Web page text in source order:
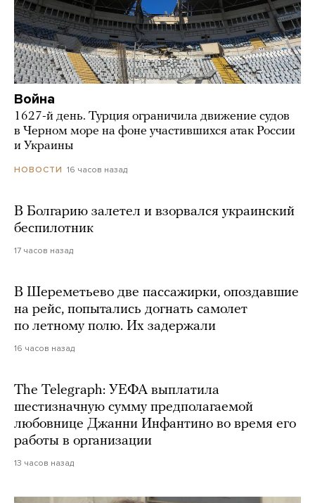
Война
1627-й день. Турция ограничила движение судов
в Черном море на фоне участившихся атак России
и Украины
НОВОСТИ 16 часов назад
В Болгарию залетел и взорвался украинский
беспилотник
17 часов назад
В Шереметьево две пассажирки, опоздавшие
на рейс, попытались догнать самолет
по летному полю. Их задержали
16 часов назад
The Telegraph: УЕФА выплатила
шестизначную сумму предполагаемой
любовнице Джанни Инфантино во время его
работы в организации
13 часов назад